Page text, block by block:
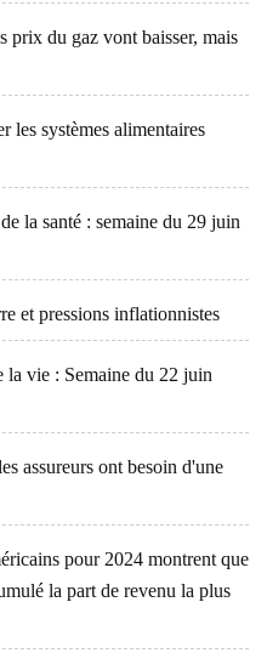
prix du gaz vont baisser, mais
les systèmes alimentaires
la santé : semaine du 29 juin
et pressions inflationnistes
la vie : Semaine du 22 juin
assureurs ont besoin d'une
pour 2024 montrent que
la part de revenu la plus